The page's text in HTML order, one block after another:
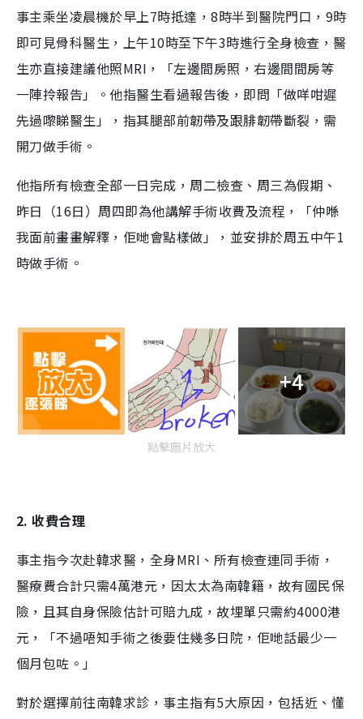
事主乘坐凌晨機於早上7時抵達，8時半到醫院門口，9時
即可見骨科醫生，上午10時至下午3時進行全身檢查，醫
生亦直接建議他照MRI，「左邊間房照，右邊間間房等
一陣拎報告」。他指醫生看過報告後，即問「做咩咁遲
先過嚟睇醫生」，指其腿部前韌帶及跟腓韌帶斷裂，需
開刀做手術。
他指所有檢查全部一日完成，周二檢查、周三為假期、
昨日（16日）周四即為他講解手術收費及流程，「仲喺
我面前畫畫解釋，佢哋會點樣做」，並安排於周五中午1
時做手術。
+4
點擊圖片放大
2. 收費合理
事主指今次赴韓求醫，全身MRI、所有檢查連同手術，
醫療費合計只需4萬港元，因太太為南韓籍，故有國民保
險，且其自身保險估計可賠九成，故埋單只需約4000港
元，「不過唔知手術之後要住幾多日院，佢哋話最少一
個月包咗。」
對於選擇前往南韓求診，事主指有5大原因，包括近、懂